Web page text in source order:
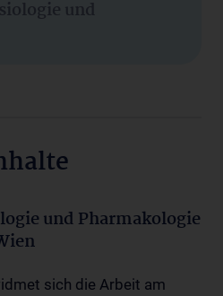
und
und Pharmakologie
sich die Arbeit am